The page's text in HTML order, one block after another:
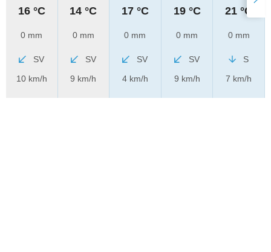
16 °C
0 mm
SV
10 km/h
14 °C
0 mm
SV
9 km/h
17 °C
0 mm
SV
4 km/h
19 °C
0 mm
SV
9 km/h
21 °C
0 mm
S
7 km/h